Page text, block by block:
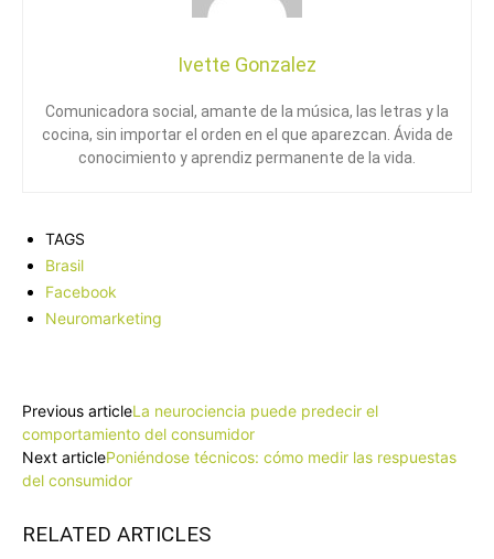
Ivette Gonzalez
Comunicadora social, amante de la música, las letras y la
cocina, sin importar el orden en el que aparezcan. Ávida de
conocimiento y aprendiz permanente de la vida.
TAGS
Brasil
Facebook
Neuromarketing
Previous articleLa neurociencia puede predecir el
comportamiento del consumidor
Next articlePoniéndose técnicos: cómo medir las respuestas
del consumidor
RELATED ARTICLES